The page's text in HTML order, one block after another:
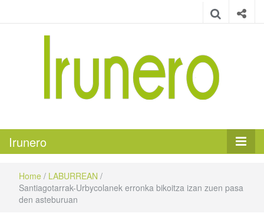
Irunero
Home / LABURREAN /
Santiagotarrak-Urbycolanek erronka bikoitza izan zuen pasa
den asteburuan